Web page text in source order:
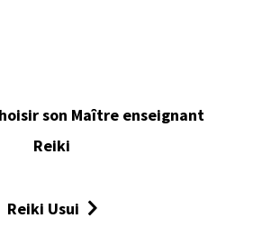
son Maître enseignant
Reiki
Reiki Usui